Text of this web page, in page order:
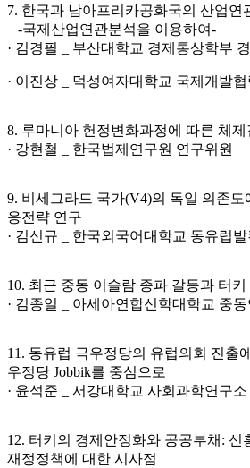
7. 한국과 남아프리카공화국의 산업연
-국제산업연관분석을 이용하여-
· 김경필 _ 부산대학교 경제통상학부
· 이진상 _ 덕성여자대학교 국제개발
8. 루마니아 헌정변화과정에 따른 체제
· 강현철 _ 한국법제연구원 연구위원
9. 비세그라드 국가(V4)의 독일 의존도
응전략 연구
· 김신규 _ 한국외국어대학교 동유럽
10. 최근 중동 이슬람 종파 갈등과 터
· 김종일 _ 아세아연합신학대학교 중
11. 동유럽 극우정당의 유럽의회 진출
우정당 Jobbik를 중심으로
· 윤석준 _ 서강대학교 사회과학연구
12. 터키의 경제안정화와 공공부채:
재정정책에 대한 시사점